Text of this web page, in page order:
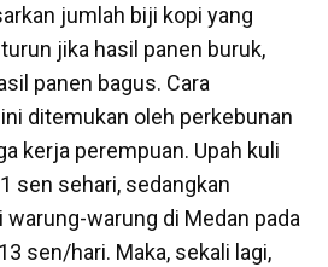
jumlah biji kopi yang
jika hasil panen buruk,
panen bagus. Cara
ditemukan oleh perkebunan
kerja perempuan. Upah kuli
sen sehari, sedangkan
warung-warung di Medan pada
sen/hari. Maka, sekali lagi,